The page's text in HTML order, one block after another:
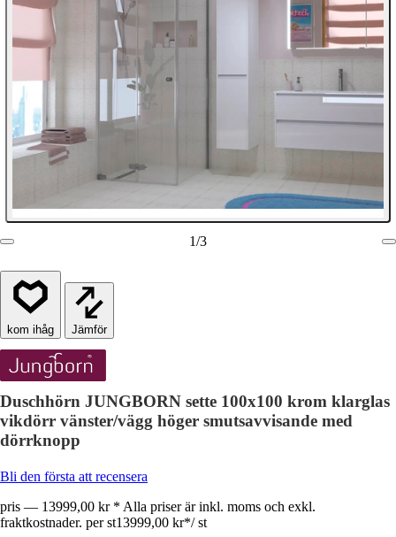
1/3
Jämför
Duschhörn JUNGBORN sette 100x100 krom klarglas
vikdörr vänster/vägg höger smutsavvisande med
dörrknopp
Bli den första att recensera
pris — 13999,00 kr * Alla priser är inkl. moms och exkl.
fraktkostnader. per st13999,00 kr*/ st